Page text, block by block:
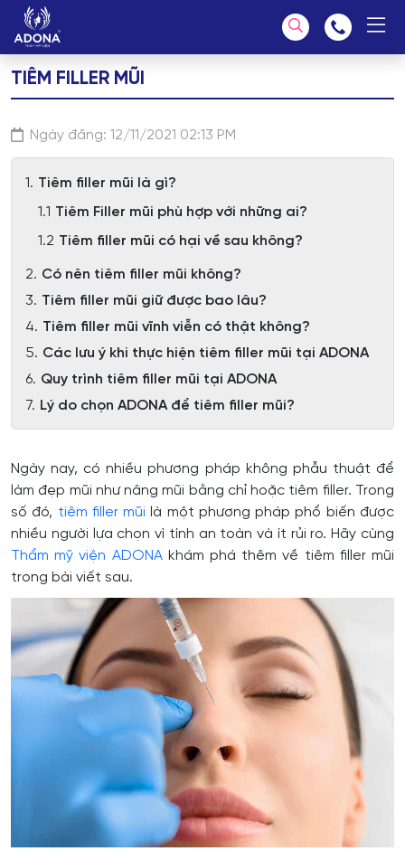
Chúng tôi có thể giúp bạn tìm kiếm?
TIÊM FILLER MŨI
Ngày đăng: 12/11/2021 02:13 PM
Tiêm filler mũi là gì?
Tiêm Filler mũi phù hợp với những ai?
Tiêm filler mũi có hại về sau không?
Có nên tiêm filler mũi không?
Tiêm filler mũi giữ được bao lâu?
Tiêm filler mũi vĩnh viễn có thật không?
Các lưu ý khi thực hiện tiêm filler mũi tại ADONA
Quy trình tiêm filler mũi tại ADONA
Lý do chọn ADONA để tiêm filler mũi?
Ngày nay, có nhiều phương pháp không phẫu thuật để
làm đẹp mũi như nâng mũi bằng chỉ hoặc tiêm filler. Trong
số đó, tiêm filler mũi là một phương pháp phổ biến được
nhiều người lựa chọn vì tính an toàn và ít rủi ro. Hãy cùng
Thẩm mỹ viện ADONAkhám phá thêm về tiêm filler mũi
trong bài viết sau.